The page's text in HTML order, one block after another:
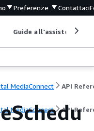
Preferenze Contattaci
Guide all'assistenza
MediaConnect
MediaConnect API